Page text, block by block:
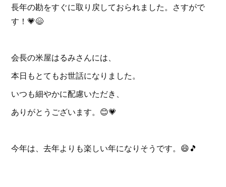
長年の勘をすぐに取り戻しておられました。さすがで
す！💗😄
会長の米屋はるみさんには、
本日もとてもお世話になりました。
いつも細やかに配慮いただき、
ありがとうございます。😊💗
今年は、去年よりも楽しい年になりそうです。😄🎵